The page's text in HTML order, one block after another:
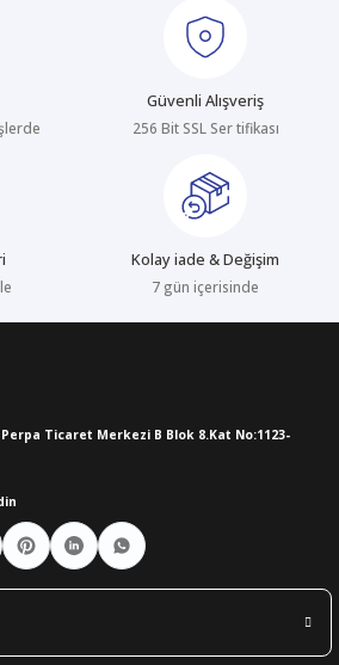
olmalı.
Güvenli Alışveriş
256 Bit SSL Ser tifikası
Kolay iade & Değişim
7 gün içerisinde
Ticaret Merkezi B Blok 8.Kat No:1123-